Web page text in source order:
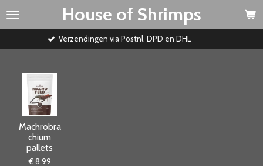
Ga
House of Shrimps
Verzendingen via Postnl. DPD en DHL
Machrobra
chium
pallets
€ 8,99